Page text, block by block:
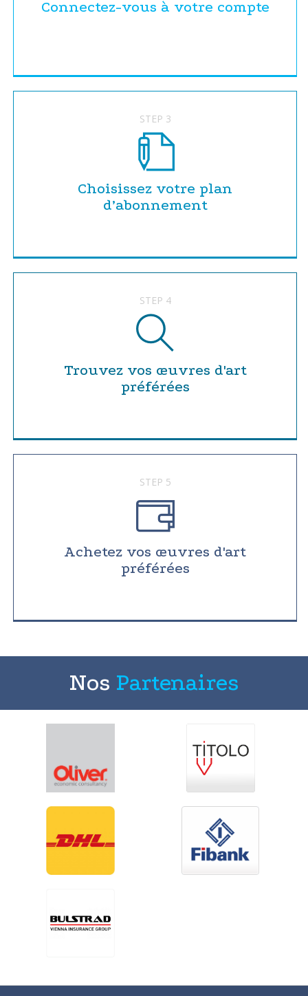
Connectez-vous à votre compte
STEP 3
Choisissez votre plan
d’abonnement
STEP 4
Trouvez vos œuvres d'art
préférées
STEP 5
Achetez vos œuvres d'art
préférées
Nos Partenaires